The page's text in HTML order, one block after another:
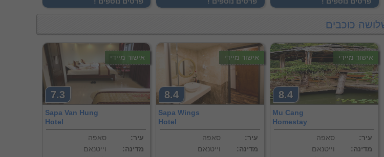
כוכבים
8.4
אישור מיידי
Mu Cang
Homestay
סאפה
:עיר
וייטנאם
:מדינה
8.4
אישור מיידי
Sapa Wings
Hotel
סאפה
:עיר
וייטנאם
:מדינה
7.3
אישור מיידי
Sapa Van Hung
Hotel
סאפה
:עיר
וייטנאם
:מדינה